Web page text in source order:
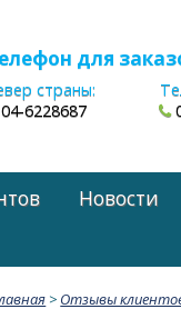
для
страны:
6228687
Новости
> Отзывы